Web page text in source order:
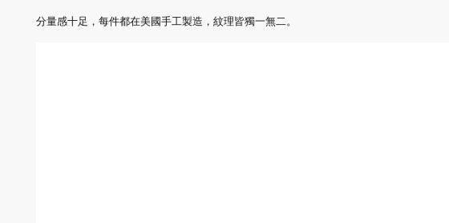
分量感十足，每件都在美國手工製造，紋理皆獨一無二。